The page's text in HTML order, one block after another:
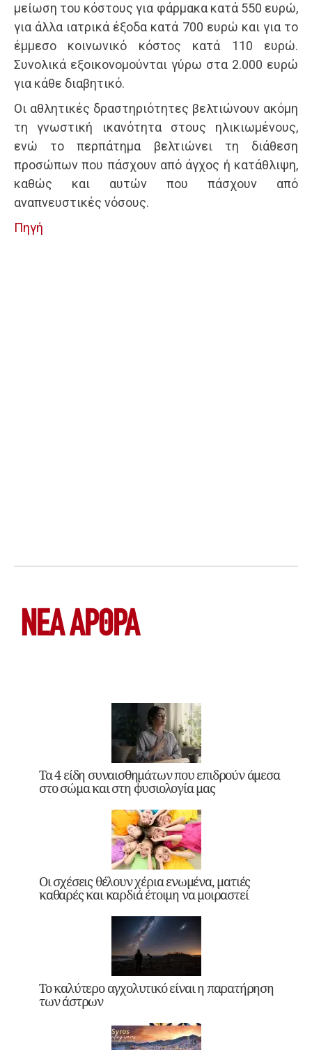
μείωση του κόστους για φάρμακα κατά 550 ευρώ,
για άλλα ιατρικά έξοδα κατά 700 ευρώ και για το
έμμεσο κοινωνικό κόστος κατά 110 ευρώ.
Συνολικά εξοικονομούνται γύρω στα 2.000 ευρώ
για κάθε διαβητικό.
Οι αθλητικές δραστηριότητες βελτιώνουν ακόμη
τη γνωστική ικανότητα στους ηλικιωμένους,
ενώ το περπάτημα βελτιώνει τη διάθεση
προσώπων που πάσχουν από άγχος ή κατάθλιψη,
καθώς και αυτών που πάσχουν από
αναπνευστικές νόσους.
Πηγή
ΝΕΑ ΆΡΘΡΑ
Τα 4 είδη συναισθημάτων που επιδρούν άμεσα
στο σώμα και στη φυσιολογία μας
Οι σχέσεις θέλουν χέρια ενωμένα, ματιές
καθαρές και καρδιά έτοιμη να μοιραστεί
Το καλύτερο αγχολυτικό είναι η παρατήρηση
των άστρων